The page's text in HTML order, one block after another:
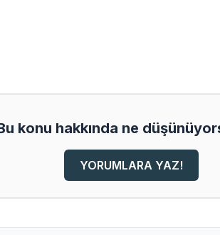
konu hakkında ne
YORUMLARA YAZ!